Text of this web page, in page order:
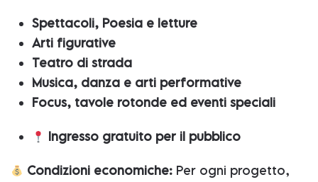
Spettacoli, Poesia e letture
Arti figurative
Teatro di strada
Musica, danza e arti performative
Focus, tavole rotonde ed eventi speciali
Ingresso gratuito per il pubblico
Condizioni economiche: Per ogni progetto,